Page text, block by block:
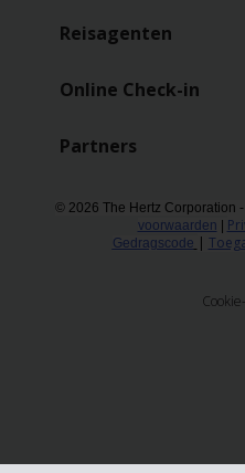
Reisagenten
Online Check-in
Partners
© 2026 The Hertz Corporation
voorwaarden
Gedragscode |